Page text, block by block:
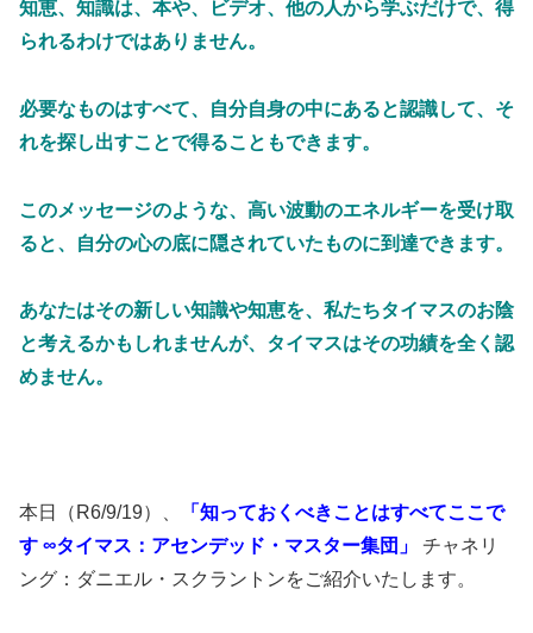
知恵、知識は、本や、ビデオ、他の人から学ぶだけで、得
られるわけではありません。
必要なものはすべて、自分自身の中にあると認識して、そ
れを探し出すことで得ることもできます。
このメッセージのような、高い波動のエネルギーを受け取
ると、自分の心の底に隠されていたものに到達できます。
あなたはその新しい知識や知恵を、私たちタイマスのお陰
と考えるかもしれませんが、タイマスはその功績を全く認
めません。
本日（R6/9/19）、
「知っておくべきことはすべてここで
す ∞タイマス：アセンデッド・マスター集団」
チャネリ
ング：ダニエル・スクラントンをご紹介いたします。